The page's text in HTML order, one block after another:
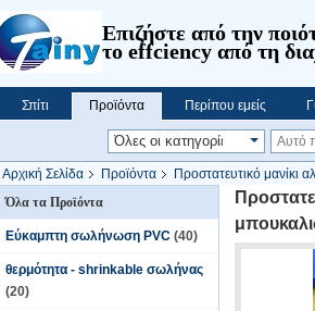
Επιζήστε από την
το effciency από τη
Σπίτι Προϊόντα Περίπου εμείς
Αρχική Σελίδα Προϊόντα Προστατευτικό μανίκι
πλέγματος PE εκτάσιμο
Όλα τα Προϊόντα
Εύκαμπτη σωλήνωση PVC (40)
θερμότητα - shrinkable σωλήνας
(20)